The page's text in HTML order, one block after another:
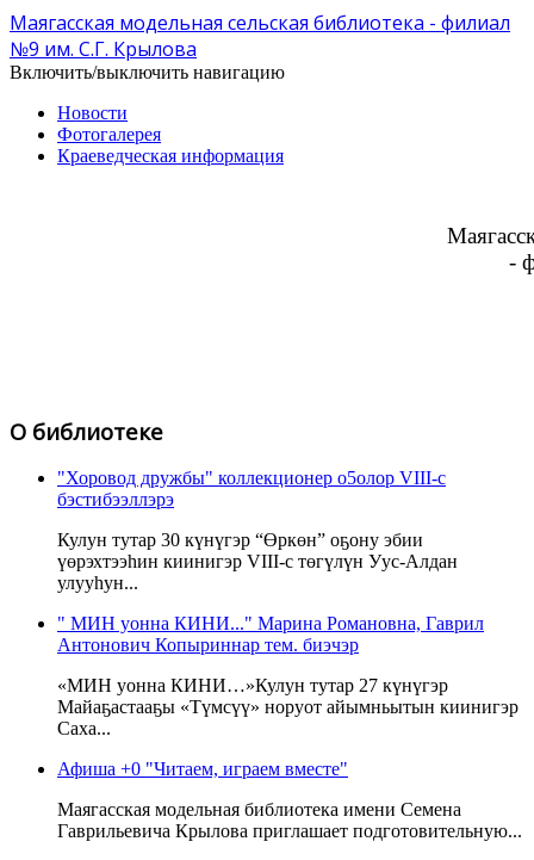
Маягасская модельная сельская библиотека - филиал
№9 им. С.Г. Крылова
Включить/выключить навигацию
Новости
Фотогалерея
Краеведческая информация
-
О библиотеке
"Хоровод дружбы" коллекционер о5олор VIII-c
бэстибээллэрэ
Кулун тутар 30 күнүгэр “Өркөн” оҕону эбии
үөрэхтээһин киинигэр VIII-c төгүлүн Уус-Алдан
улууһун...
" МИН уонна КИНИ..." Марина Романовна, Гаврил
Антонович Копыриннар тем. биэчэр
«МИН уонна КИНИ…»Кулун тутар 27 күнүгэр
Майаҕастааҕы «Түмсүү» норуот айымньытын киинигэр
Саха...
Афиша +0 "Читаем, играем вместе"
Маягасская модельная библиотека имени Семена
Гаврильевича Крылова приглашает подготовительную...